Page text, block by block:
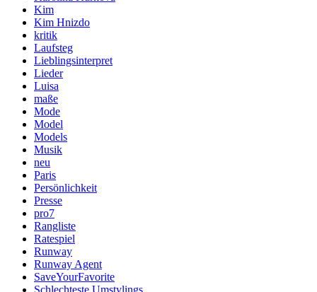
Kim
Kim Hnizdo
kritik
Laufsteg
Lieblingsinterpret
Lieder
Luisa
maße
Mode
Model
Models
Musik
neu
Paris
Persönlichkeit
Presse
pro7
Rangliste
Ratespiel
Runway
Runway Agent
SaveYourFavorite
Schlechteste Umstylings